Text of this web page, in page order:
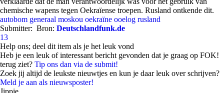
chemische wapens tegen Oekraïense troepen. Rusland ontkende dit.
autobom generaal moskou oekraïne ooelog rusland
Submitter: Bron: Deutschlandfunk.de
13
Help ons; deel dit item als je het leuk vond
Heb je een leuk of interessant bericht gevonden dat je graag op FOK!
terug ziet? Tip ons dan via de submit!
Zoek jij altijd de leukste nieuwtjes en kun je daar leuk over schrijven?
Meld je aan als nieuwsposter!
Jippie